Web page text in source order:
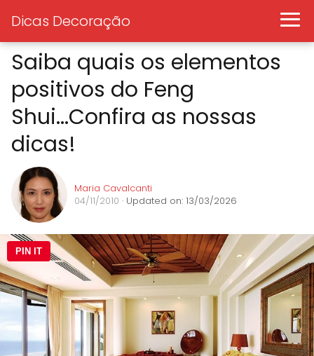
Dicas Decoração
Saiba quais os elementos
positivos do Feng
Shui...Confira as nossas
dicas!
Maria Cavalcanti
04/11/2010 · Updated on: 13/03/2026
PIN IT